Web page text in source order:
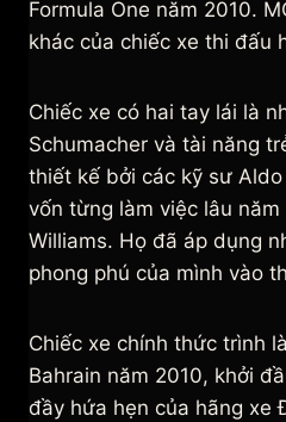
Formula One năm 2010.
khác của chiếc xe thi đấu
Chiếc xe có hai tay lái là
Schumacher và tài năng
thiết kế bởi các kỹ sư
vốn từng làm việc lâu năm
Williams. Họ đã áp dụng
phong phú của mình vào
Chiếc xe chính thức trình
Bahrain năm 2010, khởi
đầy hứa hẹn của hãng xe